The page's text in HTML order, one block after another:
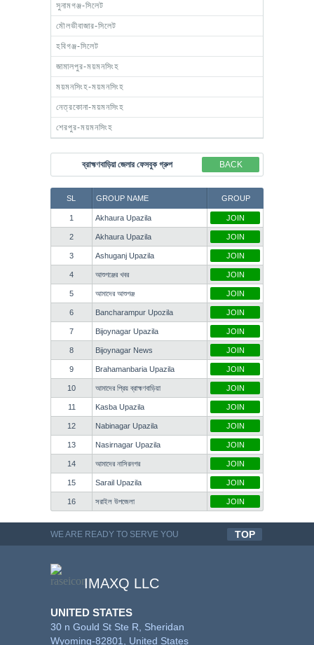
সুনামগঞ্জ-সিলেট
মৌলভীবাজার-সিলেট
হবিগঞ্জ-সিলেট
জামালপুর-ময়মনসিংহ
ময়মনসিংহ-ময়মনসিংহ
নেত্রকোনা-ময়মনসিংহ
শেরপুর-ময়মনসিংহ
ব্রাহ্মণবাড়িয়া জেলার ফেসবুক গ্রুপ BACK
SL GROUP NAME GROUP
1 Akhaura Upazila JOIN
2 Akhaura Upazila JOIN
3 Ashuganj Upazila JOIN
4 আশুগঞ্জের খবর JOIN
5 আমাদের আশুগঞ্জ JOIN
6 Bancharampur Upozila JOIN
7 Bijoynagar Upazila JOIN
8 Bijoynagar News JOIN
9 Brahamanbaria Upazila JOIN
10 আমাদের প্রিয় ব্রাহ্মণবাড়িয়া JOIN
11 Kasba Upazila JOIN
12 Nabinagar Upazila JOIN
13 Nasirnagar Upazila JOIN
14 আমাদের নাসিরনগর JOIN
15 Sarail Upazila JOIN
16 সরাইল উপজেলা JOIN
WE ARE READY TO SERVE YOU
TOP
IMAXQ LLC
UNITED STATES
30 n Gould St Ste R, Sheridan
Wyoming-82801, United States